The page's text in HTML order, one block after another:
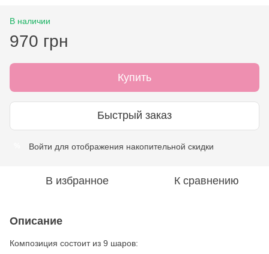
В наличии
970 грн
Купить
Быстрый заказ
Войти для отображения накопительной скидки
В избранное К сравнению
Описание
Композиция состоит из 9 шаров: